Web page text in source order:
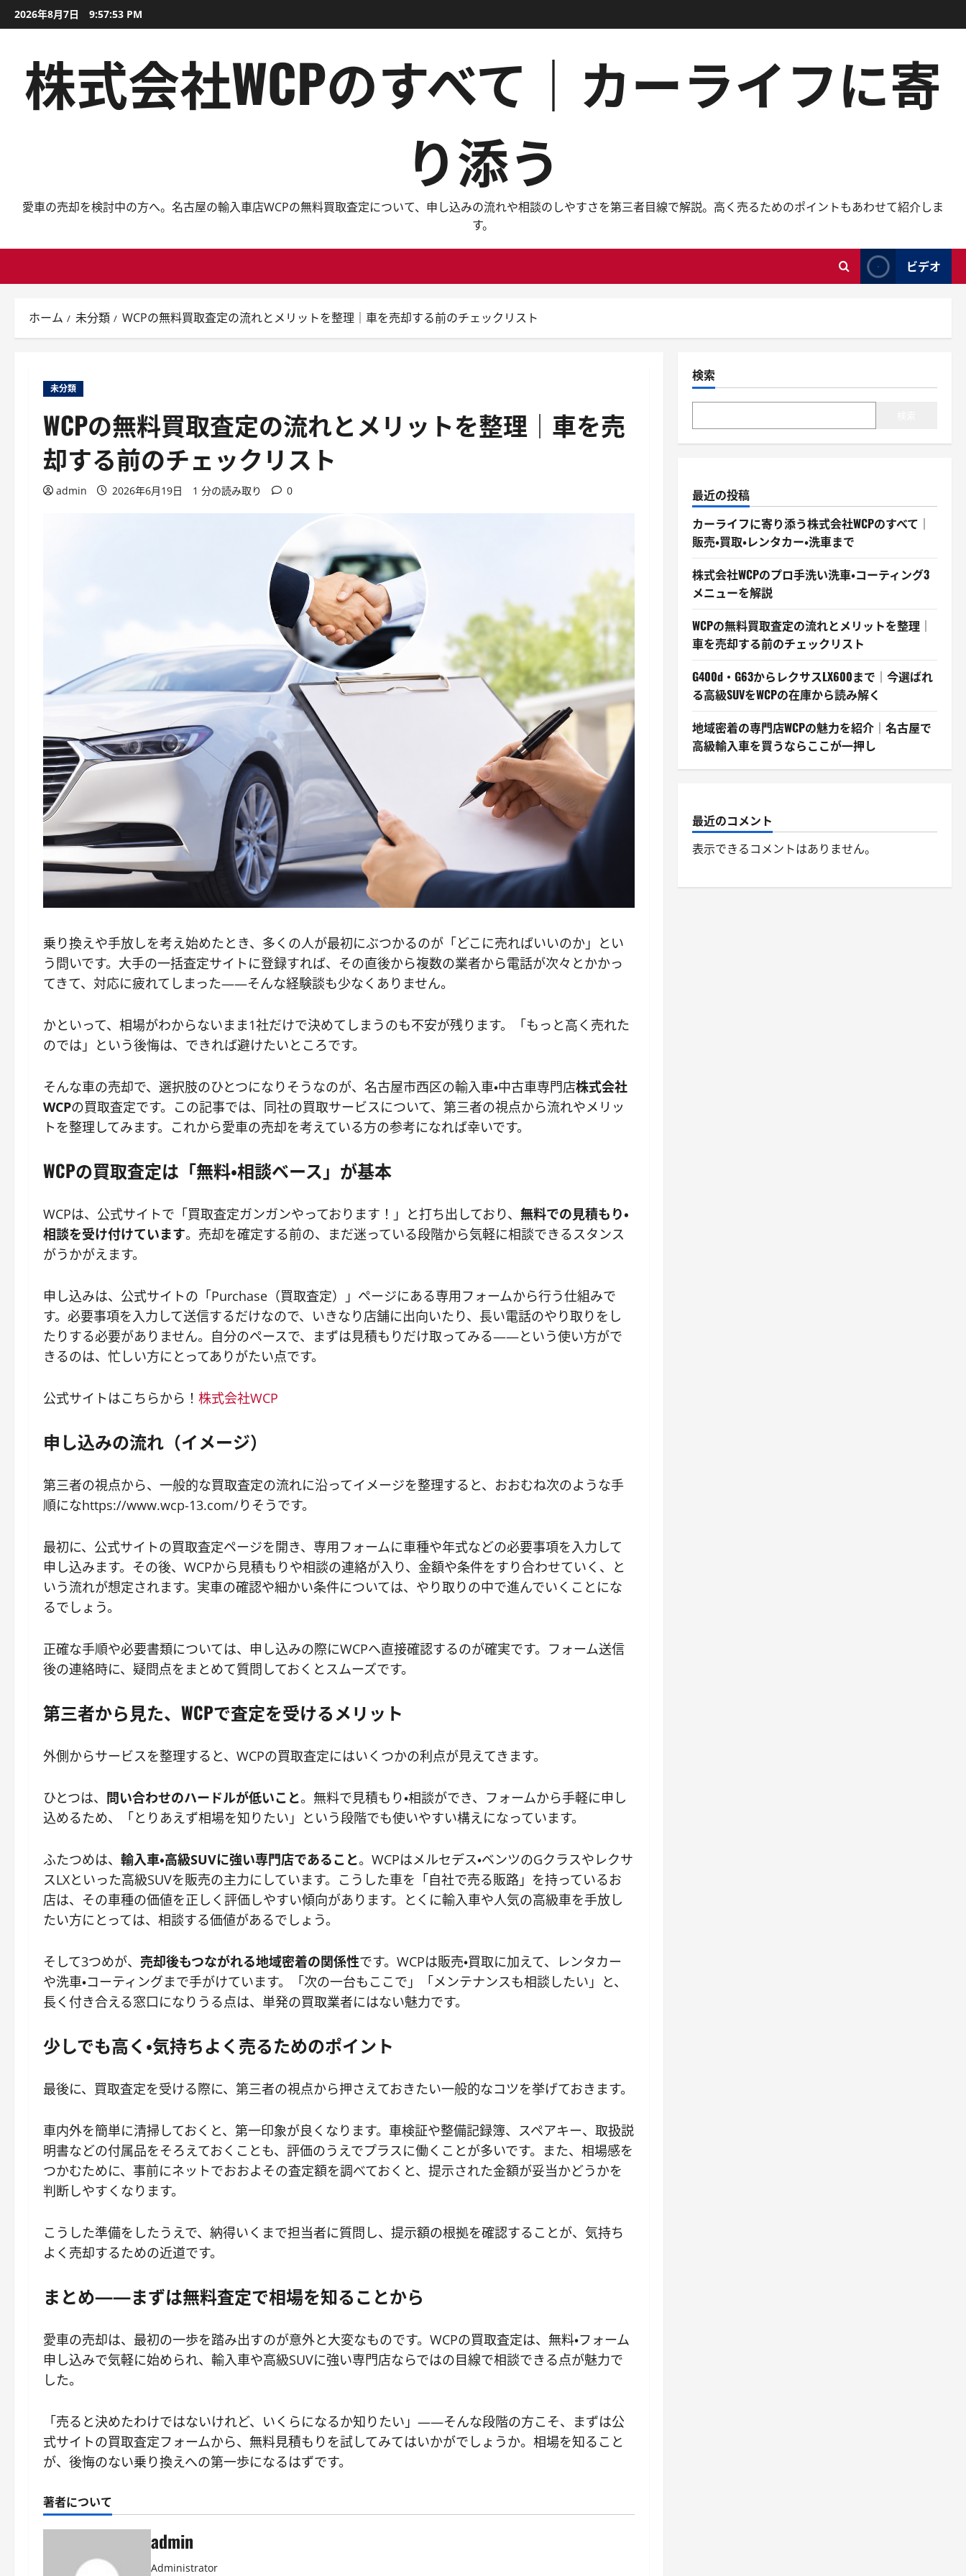
容
2026年8月7日 9:57:55 PM
株式会社WCPのすべて｜カーライフに寄
り添う
愛車の売却を検討中の方へ。名古屋の輸入車店WCPの無料買取査定について、申し込みの流れや相談のしやすさを第三者目線で解説。高く売るためのポイントもあわせて紹介しま
す。
ビデオ
ホーム 未分類 WCPの無料買取査定の流れとメリットを整理｜車を売却する前のチェックリスト
未分類
WCPの無料買取査定の流れとメリットを整理｜車を売
却する前のチェックリスト
admin 2026年6月19日 1 分の読み取り 0
乗り換えや手放しを考え始めたとき、多くの人が最初にぶつかるのが「どこに売ればいいのか」とい
う問いです。大手の一括査定サイトに登録すれば、その直後から複数の業者から電話が次々とかかっ
てきて、対応に疲れてしまった——そんな経験談も少なくありません。
かといって、相場がわからないまま1社だけで決めてしまうのも不安が残ります。「もっと高く売れた
のでは」という後悔は、できれば避けたいところです。
そんな車の売却で、選択肢のひとつになりそうなのが、名古屋市西区の輸入車・中古車専門店株式会社
WCPの買取査定です。この記事では、同社の買取サービスについて、第三者の視点から流れやメリッ
トを整理してみます。これから愛車の売却を考えている方の参考になれば幸いです。
WCPの買取査定は「無料・相談ベース」が基本
WCPは、公式サイトで「買取査定ガンガンやっております！」と打ち出しており、 無料での見積もり・
相談を受け付けています。売却を確定する前の、まだ迷っている段階から気軽に相談できるスタンス
がうかがえます。
申し込みは、公式サイトの「Purchase（買取査定）」ページにある専用フォームから行う仕組みで
す。必要事項を入力して送信するだけなので、いきなり店舗に出向いたり、長い電話のやり取りをし
たりする必要がありません。自分のペースで、まずは見積もりだけ取ってみる——という使い方がで
きるのは、忙しい方にとってありがたい点です。
公式サイトはこちらから！ 株式会社WCP
申し込みの流れ（イメージ）
第三者の視点から、一般的な買取査定の流れに沿ってイメージを整理すると、おおむね次のような手
順になhttps://www.wcp-13.com/りそうです。
最初に、公式サイトの買取査定ページを開き、専用フォームに車種や年式などの必要事項を入力して
申し込みます。その後、WCPから見積もりや相談の連絡が入り、金額や条件をすり合わせていく、と
いう流れが想定されます。実車の確認や細かい条件については、やり取りの中で進んでいくことにな
るでしょう。
正確な手順や必要書類については、申し込みの際にWCPへ直接確認するのが確実です。フォーム送信
後の連絡時に、疑問点をまとめて質問しておくとスムーズです。
第三者から見た、WCPで査定を受けるメリット
外側からサービスを整理すると、WCPの買取査定にはいくつかの利点が見えてきます。
ひとつは、 問い合わせのハードルが低いこと。無料で見積もり・相談ができ、フォームから手軽に申し
込めるため、「とりあえず相場を知りたい」という段階でも使いやすい構えになっています。
ふたつめは、 輸入車・高級SUVに強い専門店であること。WCPはメルセデス・ベンツのGクラスやレクサ
スLXといった高級SUVを販売の主力にしています。こうした車を「自社で売る販路」を持っているお
店は、その車種の価値を正しく評価しやすい傾向があります。とくに輸入車や人気の高級車を手放し
たい方にとっては、相談する価値があるでしょう。
そして3つめが、 売却後もつながれる地域密着の関係性です。WCPは販売・買取に加えて、レンタカー
や洗車・コーティングまで手がけています。「次の一台もここで」「メンテナンスも相談したい」と、
長く付き合える窓口になりうる点は、単発の買取業者にはない魅力です。
少しでも高く・気持ちよく売るためのポイント
最後に、買取査定を受ける際に、第三者の視点から押さえておきたい一般的なコツを挙げておきます。
車内外を簡単に清掃しておくと、第一印象が良くなります。車検証や整備記録簿、スペアキー、取扱説
明書などの付属品をそろえておくことも、評価のうえでプラスに働くことが多いです。また、相場感を
つかむために、事前にネットでおおよその査定額を調べておくと、提示された金額が妥当かどうかを
判断しやすくなります。
こうした準備をしたうえで、納得いくまで担当者に質問し、提示額の根拠を確認することが、気持ち
よく売却するための近道です。
まとめ——まずは無料査定で相場を知ることから
愛車の売却は、最初の一歩を踏み出すのが意外と大変なものです。WCPの買取査定は、無料・フォーム
申し込みで気軽に始められ、輸入車や高級SUVに強い専門店ならではの目線で相談できる点が魅力で
した。
「売ると決めたわけではないけれど、いくらになるか知りたい」——そんな段階の方こそ、まずは公
式サイトの買取査定フォームから、無料見積もりを試してみてはいかがでしょうか。相場を知ること
が、後悔のない乗り換えへの第一歩になるはずです。
著者について
admin
Administrator
検索
最近の投稿
カーライフに寄り添う株式会社WCPのすべて｜
販売・買取・レンタカー・洗車まで
株式会社WCPのプロ手洗い洗車・コーティング3
メニューを解説
WCPの無料買取査定の流れとメリットを整理｜
車を売却する前のチェックリスト
G400d・G63からレクサスLX600まで｜今選ばれ
る高級SUVをWCPの在庫から読み解く
地域密着の専門店WCPの魅力を紹介｜名古屋で
高級輸入車を買うならここが一押し
最近のコメント
表示できるコメントはありません。